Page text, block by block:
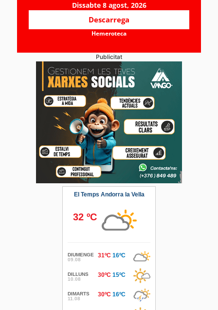
Dissabte 8 agost, 2026
Descarrega
Hemeroteca
Publicitat